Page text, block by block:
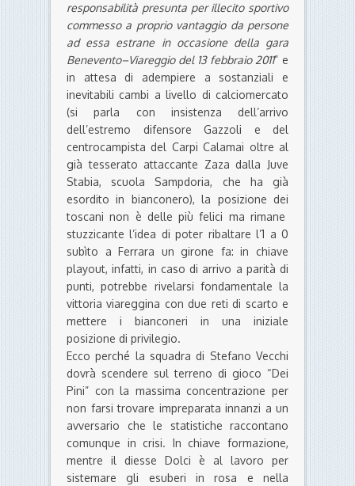
responsabilità presunta per illecito sportivo
commesso a proprio vantaggio da persone
ad essa estrane in occasione della gara
Benevento–Viareggio del 13 febbraio 2011” e
in attesa di adempiere a sostanziali e
inevitabili cambi a livello di calciomercato
(si parla con insistenza dell’arrivo
dell’estremo difensore Gazzoli e del
centrocampista del Carpi Calamai oltre al
già tesserato attaccante Zaza dalla Juve
Stabia, scuola Sampdoria, che ha già
esordito in bianconero), la posizione dei
toscani non è delle più felici ma rimane
stuzzicante l’idea di poter ribaltare l’1 a 0
subìto a Ferrara un girone fa: in chiave
playout, infatti, in caso di arrivo a parità di
punti, potrebbe rivelarsi fondamentale la
vittoria viareggina con due reti di scarto e
mettere i bianconeri in una iniziale
posizione di privilegio.
Ecco perché la squadra di Stefano Vecchi
dovrà scendere sul terreno di gioco “Dei
Pini” con la massima concentrazione per
non farsi trovare impreparata innanzi a un
avversario che le statistiche raccontano
comunque in crisi. In chiave formazione,
mentre il diesse Dolci è al lavoro per
sistemare gli esuberi in rosa e nella